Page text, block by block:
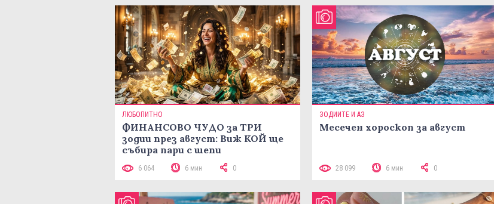
ЛЮБОПИТНО
ФИНАНСОВО ЧУДО за ТРИ
зодии през август: Виж КОЙ ще
събира пари с шепи
6 064 6 мин 0
ЗОДИИТЕ И АЗ
Месечен хороскоп за август
28 099 6 мин 0